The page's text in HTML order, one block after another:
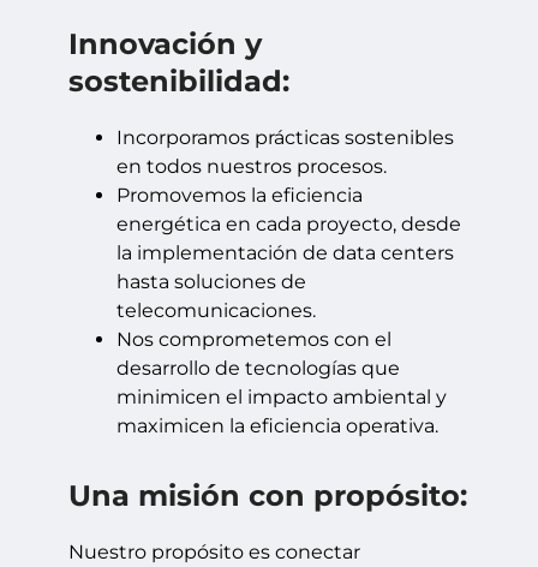
Innovación y
sostenibilidad:
Incorporamos prácticas sostenibles
en todos nuestros procesos.
Promovemos la eficiencia
energética en cada proyecto, desde
la implementación de data centers
hasta soluciones de
telecomunicaciones.
Nos comprometemos con el
desarrollo de tecnologías que
minimicen el impacto ambiental y
maximicen la eficiencia operativa.
Una misión con propósito:
Nuestro propósito es conectar